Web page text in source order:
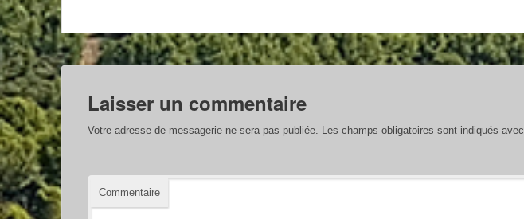
Laisser un commentaire
Votre adresse de messagerie ne sera pas publiée. Les champs obligatoires sont indiqués avec
Commentaire